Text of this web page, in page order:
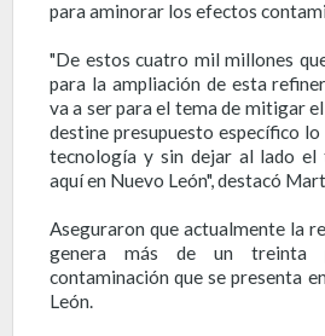
para aminorar los efectos
"De estos cuatro mil millones
para la ampliación de esta
va a ser para el tema de mitigar
destine presupuesto específico
tecnología y sin dejar al lado el
aquí en Nuevo León", destacó
Aseguraron que actualmente la
genera más de un
contaminación que se presenta
León.